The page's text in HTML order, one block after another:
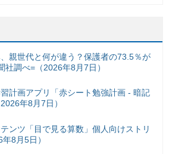
親世代と何が違う？保護者の73.5％が
社調べ=（2026年8月7日）
計画アプリ「赤シート勉強計画 - 暗記
年8月7日）
ンツ「目で見る算数」個人向けストリ
8月5日）